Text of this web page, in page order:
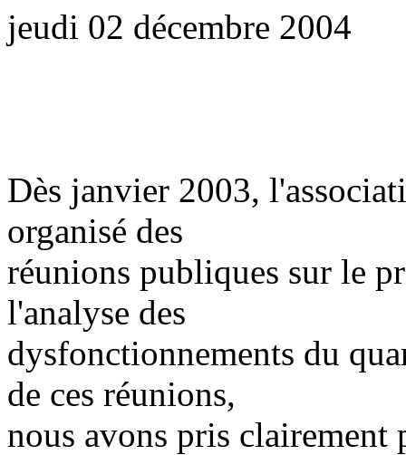
jeudi 02 décembre 2004
Dès janvier 2003,
organisé des
réunions publiques sur le
l'analyse des
dysfonctionnements du
de ces réunions,
nous avons pris